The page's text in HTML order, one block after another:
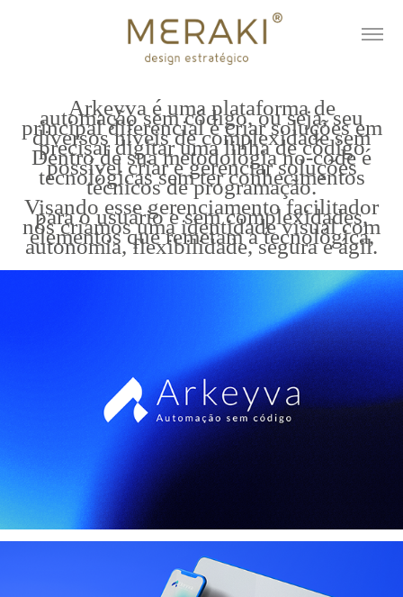
Arkeyva é uma plataforma de
automação sem código, ou seja, seu
principal diferencial é criar soluções em
diversos níveis de complexidade sem
precisar digitar uma linha de código
Dentro de sua metodologia no-code é
possível criar e gerenciar soluções
tecnológicas sem ter conhecimentos
técnicos de programação.
Visando esse gerenciamento facilitador
para o usuário e sem complexidades,
nós criamos uma identidade visual com
elementos que remetam a tecnológica,
autonomia, flexibilidade, segura e ágil.